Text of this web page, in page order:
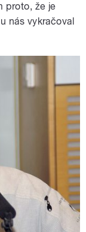
proto, že je
nás vykračoval